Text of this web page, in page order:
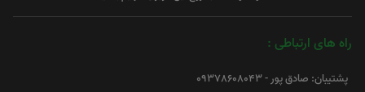
راه های ارتباطی :
پشتیبان: صادق پور - 09378608043